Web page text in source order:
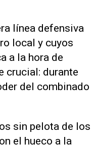
línea defensiva
local y cuyos
a la hora de
crucial: durante
del combinado
sin pelota de los
el hueco a la